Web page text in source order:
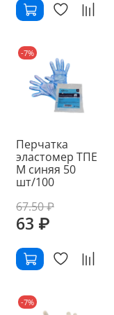
-7%
Перчатка
эластомер ТПЕ
M синяя 50
шт/100
67.50 ₽
63 ₽
-7%